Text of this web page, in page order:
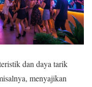
dan daya tarik
menyajikan